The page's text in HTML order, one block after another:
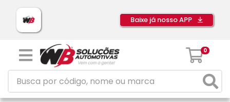
Baixe já nosso APP
0